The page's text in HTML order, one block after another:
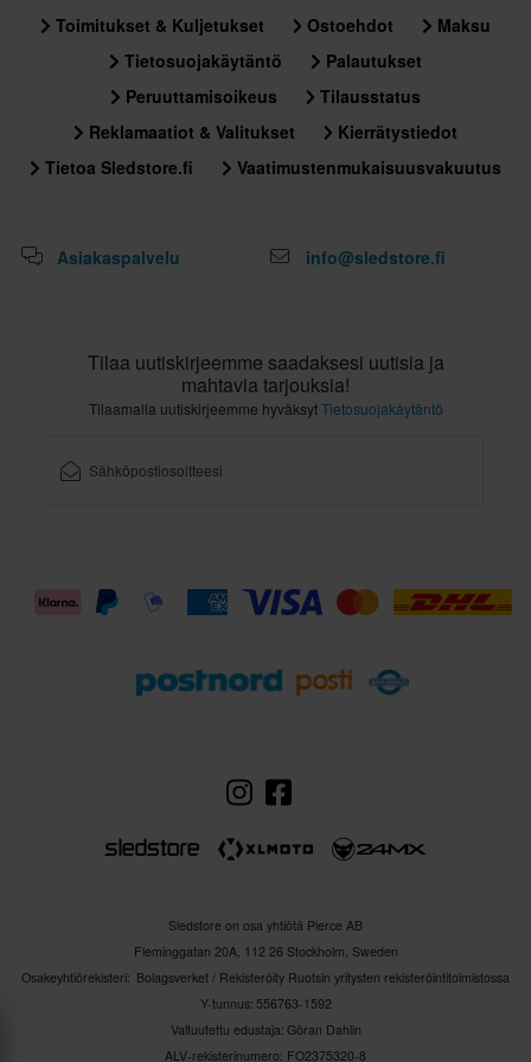
XS
305 x 400 x 280 mm
S
305 x 400 x 280 mm
XL
356 x 414 x 344 mm
Sertifiointistandardi
Toimitukset & Kuljetukset Ostoehdot
Maksu
Tietosuojakäytäntö
Palautukset
Peruuttamisoikeus
Tilausstatus
Reklamaatiot & Valitukset
Kierrätystiedot
Tietoa Sledstore.fi
Vaatimustenmukaisuusvakuutus
Asiakaspalvelu info@sledstore.fi
Tilaa uutiskirjeemme saadaksesi uutisia ja
mahtavia tarjouksia!
Tilaamalla uutiskirjeemme hyväksytTietosuojakäytäntö
Sledstore on osa yhtiötä Pierce AB
Fleminggatan 20A, 112 26 Stockholm, Sweden
Osakeyhtiörekisteri: Bolagsverket / Rekisteröity Ruotsin yritysten rekisteröintitoimistossa
Y-tunnus: 556763-1592
Valtuutettu edustaja: Göran Dahlin
ALV-rekisterinumero: FO2375320-8